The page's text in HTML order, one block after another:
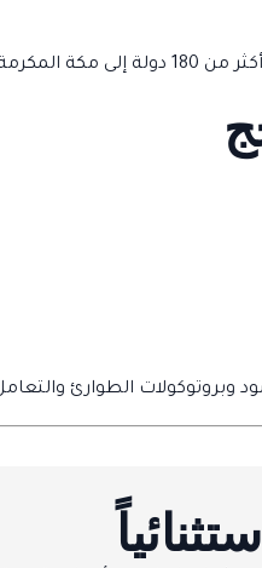
واحد.
وبروتوكولات الطوارئ